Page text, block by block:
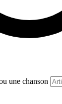
une chanson